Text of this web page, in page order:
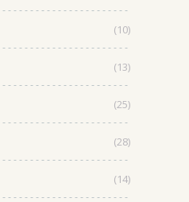
(10)
(13)
(25)
(28)
(14)